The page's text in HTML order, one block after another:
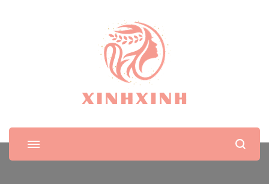
XinhXinh
Trang tin tức cho phái đẹp